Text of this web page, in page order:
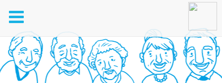
Toggle
navigation